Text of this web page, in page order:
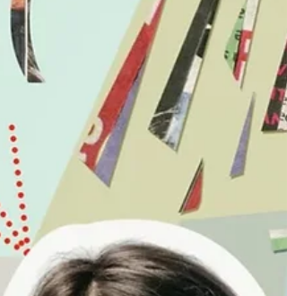
La entrevista reveladora con la Dra. Iris
Rodríguez nos ha recordado la urgente
necesidad de abordar la violencia de
género.